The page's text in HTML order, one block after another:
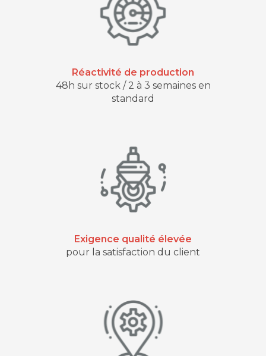
Réactivité de production
48h sur stock / 2 à 3 semaines en
standard
Exigence qualité élevée
pour la satisfaction du client